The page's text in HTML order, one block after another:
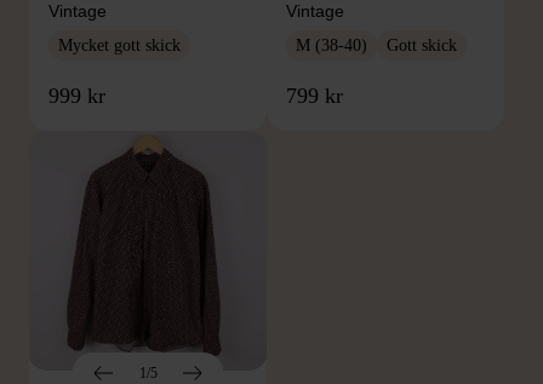
Vintage
Mycket gott skick
999 kr
Vintage
M (38-40) Gott skick
799 kr
1/5